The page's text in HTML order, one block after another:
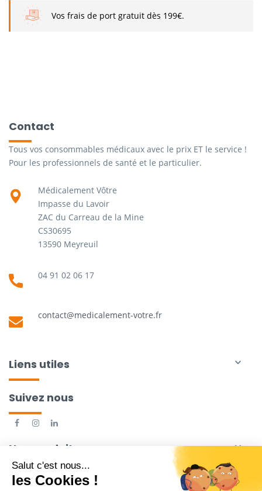
Vos frais de port gratuit dès 199€.
Contact
Tous vos consommables médicaux avec le prix ET le service !
Pour les professionnels de santé et le particulier.
Médicalement Vôtre
Impasse du Lavoir
ZAC du Carreau de la Mine
CS30695
13590 Meyreuil
04 91 02 06 17
contact@medicalement-votre.fr
Liens utiles 
Suivez nous
Nos produits 